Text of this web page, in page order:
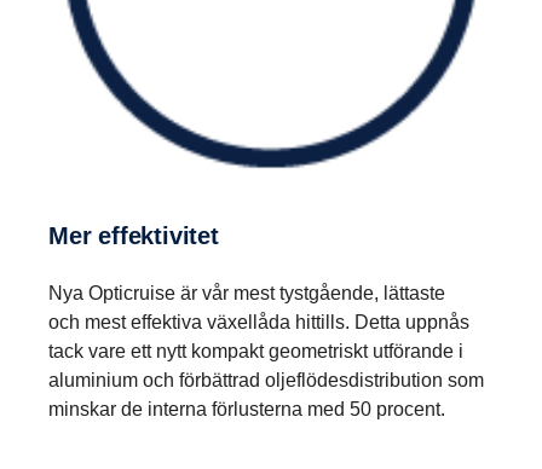
Mer effek­ti­vitet
Nya Opticruise är vår mest tystgående, lättaste
och mest effektiva växellåda hittills. Detta uppnås
tack vare ett nytt kompakt geometriskt utförande i
aluminium och förbättrad oljeflödesdistribution som
minskar de interna förlusterna med 50 procent.